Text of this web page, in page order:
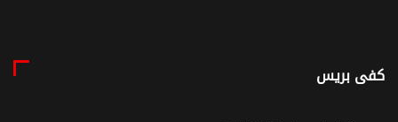
كفى بريس